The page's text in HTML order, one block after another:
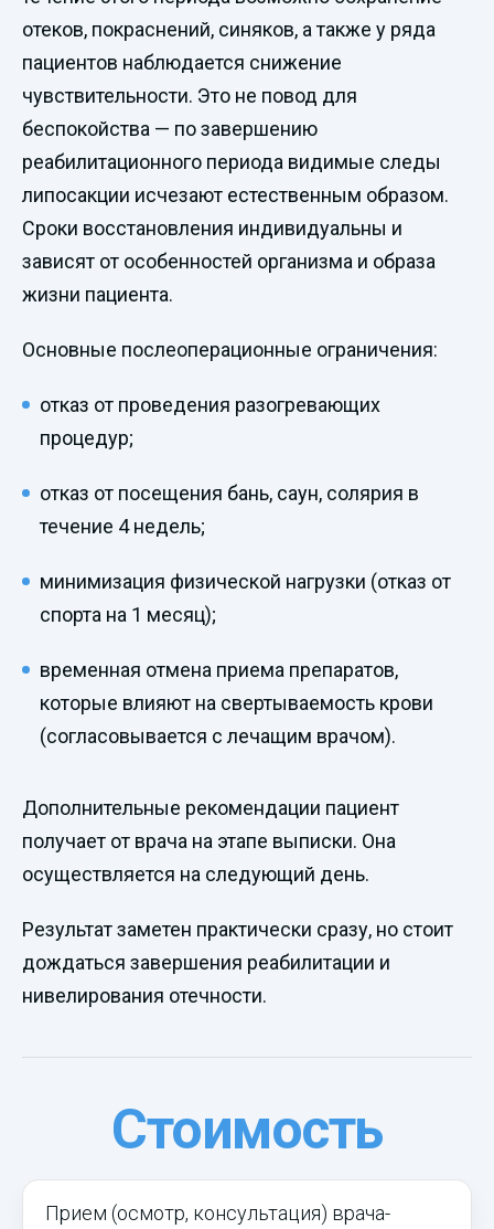
отеков, покраснений, синяков, а также у ряда
пациентов наблюдается снижение
чувствительности. Это не повод для
беспокойства — по завершению
реабилитационного периода видимые следы
липосакции исчезают естественным образом.
Сроки восстановления индивидуальны и
зависят от особенностей организма и образа
жизни пациента.
Основные послеоперационные ограничения:
отказ от проведения разогревающих
процедур;
отказ от посещения бань, саун, солярия в
течение 4 недель;
минимизация физической нагрузки (отказ от
спорта на 1 месяц);
временная отмена приема препаратов,
которые влияют на свертываемость крови
(согласовывается с лечащим врачом).
Дополнительные рекомендации пациент
получает от врача на этапе выписки. Она
осуществляется на следующий день.
Результат заметен практически сразу, но стоит
дождаться завершения реабилитации и
нивелирования отечности.
Стоимость
Прием (осмотр, консультация) врача-